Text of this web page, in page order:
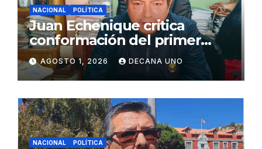
NACIONAL POLÍTICA
Juan Echenique critica
conformación del primer
gabinete ministerial de Keiko
Fujimori
AGOSTO 1, 2026 DECANA UNO
NACIONAL POLÍTICA